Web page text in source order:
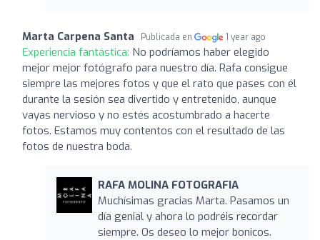
Marta Carpena Santa Publicada en 1 year ago
Experiencia fantástica: No podríamos haber elegido
mejor mejor fotógrafo para nuestro día. Rafa consigue
siempre las mejores fotos y que el rato que pases con él
durante la sesión sea divertido y entretenido, aunque
vayas nervioso y no estés acostumbrado a hacerte
fotos. Estamos muy contentos con el resultado de las
fotos de nuestra boda.
RAFA MOLINA FOTOGRAFIA
Muchísimas gracias Marta. Pasamos un
día genial y ahora lo podréis recordar
siempre. Os deseo lo mejor bonicos.